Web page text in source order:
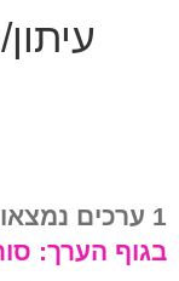
1 ערכים נמצאו בהקשר לנושא:
בגוף הערך: